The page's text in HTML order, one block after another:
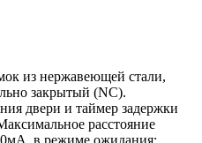
из нержавеющей стали,
закрытый (NC).
двери и таймер задержки
расстояние
в режиме ожидания: